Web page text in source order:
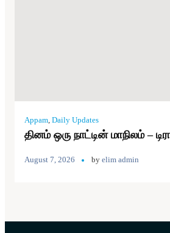
Appam Daily Updates
தினம் ஒரு நாட்டின் மாநிலம் –
August 7, 2026 by elim admin